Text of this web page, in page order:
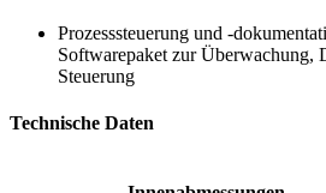
Prozesssteuerung und -
Softwarepaket zur Überwachung,
Steuerung
Technische Daten